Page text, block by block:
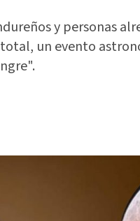
y personas
un evento